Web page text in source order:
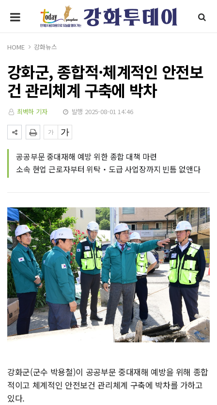
HOME 강화뉴스
강화군, 종합적·체계적인 안전보
건 관리체계 구축에 박차
최벽하 기자 발행 2025-08-01 14:46
공공부문 중대재해 예방 위한 종합 대책 마련
소속 현업 근로자부터 위탁‧도급 사업장까지 빈틈 없앤다
강화군(군수 박용철)이 공공부문 중대재해 예방을 위해 종합
적이고 체계적인 안전보건 관리체계 구축에 박차를 가하고
있다.